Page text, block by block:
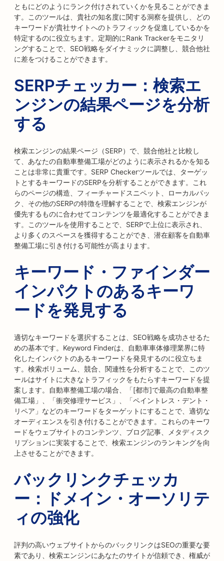
ともにどのようにランク付けされていくかを見ることができま
す。このツールは、貴社の知名度に関する洞察を提供し、どの
キーワードが貴社サイトへのトラフィックを促進しているかを
特定するのに役立ちます。定期的にRank Trackerをモニタリ
ングすることで、SEO戦略をダイナミックに調整し、競合他社
に差をつけることができます。
SERPチェッカー：検索エ
ンジンの結果ページを分析
する
検索エンジンの結果ページ（SERP）で、競合他社と比較し
て、あなたの自動車整備工場がどのように表示されるかを知る
ことは非常に貴重です。SERP Checkerツールでは、ターゲッ
トとするキーワードのSERPを分析することができます。これ
らのページの構造、フィーチャードスニペット、ローカルパッ
ク、その他のSERPの特徴を理解することで、検索エンジンが
優先するものに合わせてコンテンツを最適化することができま
す。このツールを使用することで、SERPで上位に表示され、
より多くのスペースを獲得することができ、潜在顧客を自動車
整備工場に引き付ける可能性が高まります。
キーワード・ファインダー
インパクトのあるキーワ
ードを発見する
適切なキーワードを選択することは、SEO戦略を成功させるた
めの基本です。Keyword Finderは、自動車車体修理業界に特
化したインパクトのあるキーワードを発見するのに役立ちま
す。検索ボリューム、競合、関連性を分析することで、このツ
ールはサイトに大きなトラフィックをもたらすキーワードを提
案します。自動車整備工場の場合、「[都市]で最高の自動車整
備工場」、「衝突修理サービス」、「ペイントレス・デント・
リペア」などのキーワードをターゲットにすることで、適切な
オーディエンスを引き付けることができます。これらのキーワ
ードをウェブサイトのコンテンツ、ブログ記事、メタディスク
リプションに実装することで、検索エンジンのランキングを向
上させることができます。
バックリンクチェッカ
ー：ドメイン・オーソリテ
ィの強化
評判の高いウェブサイトからのバックリンクはSEOの重要な要
素であり、検索エンジンにあなたのサイトが信頼でき、権威が